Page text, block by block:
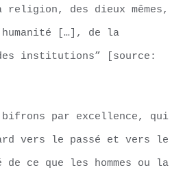
religion, des dieux mêmes,
[…], de la
institutions” [source:
par excellence, qui
vers le passé et vers le
ce que les hommes ou la